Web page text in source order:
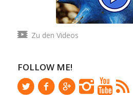
Zu den Videos
FOLLOW ME!